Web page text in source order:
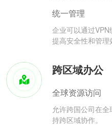
统一管理
企业可以通过VPN
提高安全性和管理
跨区域办公
全球资源访问
允许跨国公司在
持跨区域协作。